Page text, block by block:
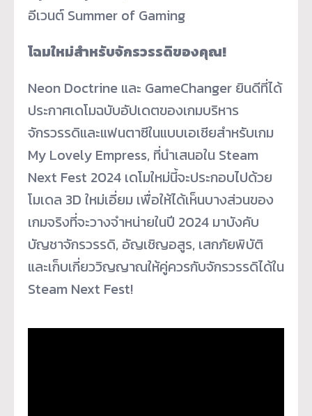
อีเวนต์ Summer of Gaming
โฉมใหม่สำหรับจักรวรรดิของคุณ!
Neon Doctrine และ GameChanger ยินดีที่ได้
ประกาศเดโมฉบับอัปเดตของเกมบริหาร
จักรวรรดิและแฟนตาซีในแบบเอเชียสำหรับเกม
My Lovely Empress, ที่นำเสนอใน Steam
Next Fest 2024 เดโมใหม่นี้จะประกอบไปด้วย
โมเดล 3D ใหม่เอี่ยม เพื่อให้ได้เห็นบางส่วนของ
เกมจริงที่จะวางจำหน่ายในปี 2024 มาบังคับ
บัญชาจักรวรรดิ, อัญเชิญอสูร, เสกภัยพิบัติ
และเก็บเกี่ยววิญญาณให้คู่ควรกับจักรวรรดิได้ใน
Steam Next Fest!